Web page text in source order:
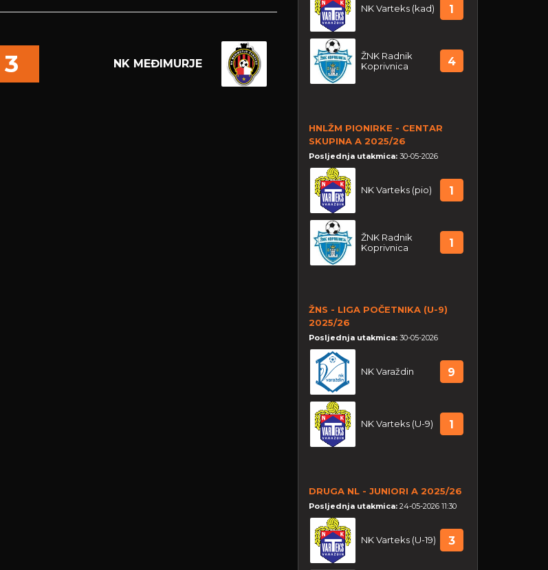
NK MEĐIMURJE
3
NK Varteks (kad) 1
ŽNK Radnik
Koprivnica
4
HNLŽM PIONIRKE - CENTAR
SKUPINA A 2025/26
Posljednja utakmica: 30-05-2026
NK Varteks (pio) 1
ŽNK Radnik
Koprivnica
1
ŽNS - LIGA POČETNIKA (U-9)
2025/26
Posljednja utakmica: 30-05-2026
NK Varaždin 9
NK Varteks (U-9) 1
DRUGA NL - JUNIORI A 2025/26
Posljednja utakmica: 24-05-2026 11:30
NK Varteks (U-19) 3